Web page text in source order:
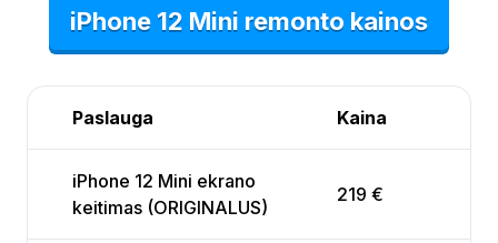
iPhone 12 Mini remonto kainos
Paslauga Kaina
iPhone 12 Mini ekrano
keitimas (ORIGINALUS)
219 €